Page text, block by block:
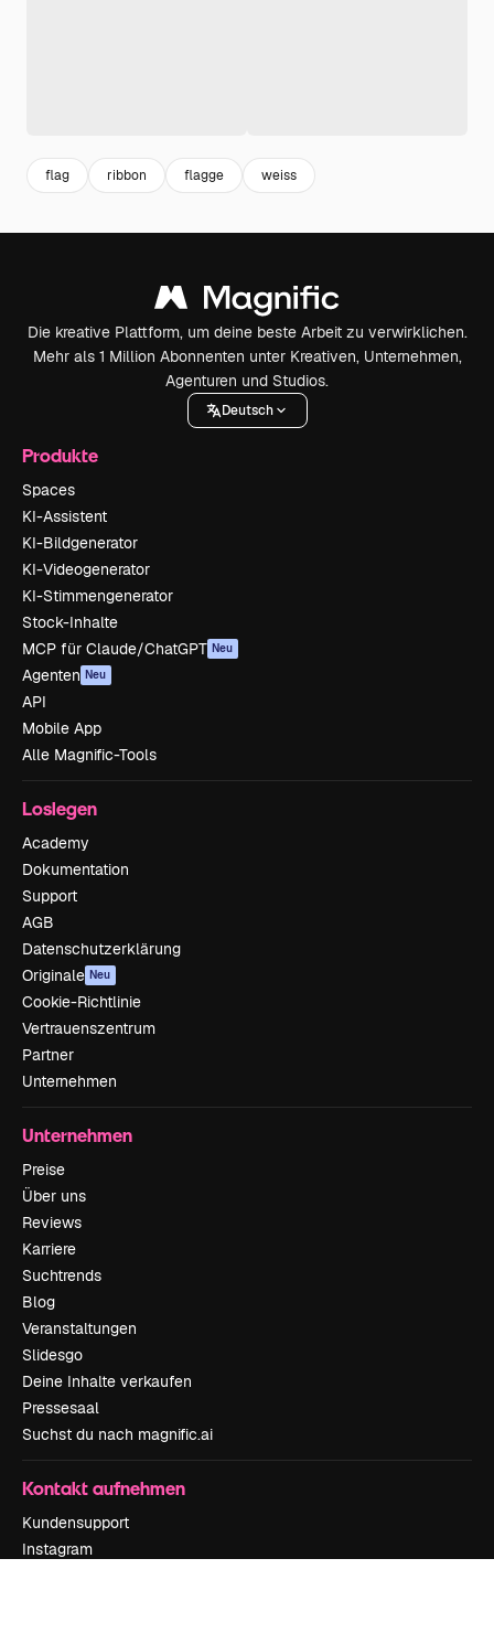
flag ribbon flagge weiss
Die kreative Plattform, um deine beste Arbeit zu verwirklichen.
Mehr als 1 Million Abonnenten unter Kreativen, Unternehmen,
Agenturen und Studios.
Deutsch
Produkte
Spaces
KI-Assistent
KI-Bildgenerator
KI-Videogenerator
KI-Stimmengenerator
Stock-Inhalte
MCP für Claude/ChatGPT Neu
Agenten Neu
API
Mobile App
Alle Magnific-Tools
Loslegen
Academy
Dokumentation
Support
AGB
Datenschutzerklärung
Originale Neu
Cookie-Richtlinie
Vertrauenszentrum
Partner
Unternehmen
Unternehmen
Preise
Über uns
Reviews
Karriere
Suchtrends
Blog
Veranstaltungen
Slidesgo
Deine Inhalte verkaufen
Pressesaal
Suchst du nach magnific.ai
Kontakt aufnehmen
Kundensupport
Instagram